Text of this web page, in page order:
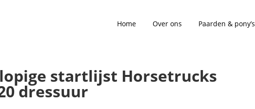
Home Over ons Paarden & pony’s
startlijst Horsetrucks
dressuur